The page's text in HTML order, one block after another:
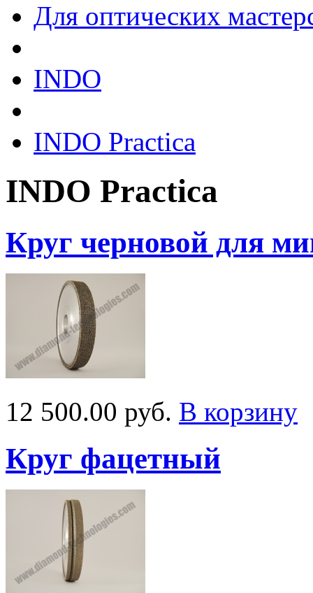
Для оптических
INDO
INDO Practica
INDO Practica
Круг черновой для
12 500.00 руб. В корзину
Круг фацетный